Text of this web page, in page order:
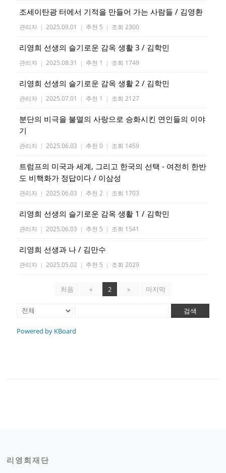
조세이탄광 터에서 기적을 만들어 가는 사람들 / 김영환
관리자 | 2025.09.01 | 추천 5 | 조회 2300
리영희 선생의 슬기로운 감옥 생활 3 / 김학민
관리자 | 2025.08.31 | 추천 1 | 조회 1749
리영희 선생의 슬기로운 감옥 생활 2 / 김학민
관리자 | 2025.07.01 | 추천 1 | 조회 2127
분단의 비극을 불멸의 사랑으로 승화시킨 연인들의 이야
기
관리자 | 2025.06.03 | 추천 0 | 조회 1459
트럼프의 미국과 세계, 그리고 한국의 선택 - 여전히 한반
도 비핵화가 정답이다 / 이삼성
관리자 | 2025.06.03 | 추천 2 | 조회 1703
리영희 선생의 슬기로운 감옥 생활 1 / 김학민
관리자 | 2025.06.03 | 추천 5 | 조회 1541
리영희 선생과 나 / 김만수
관리자 | 2025.05.02 | 추천 5 | 조회 2029
처음 « 2 » 마지막
검색
Powered by KBoard
리영희재단